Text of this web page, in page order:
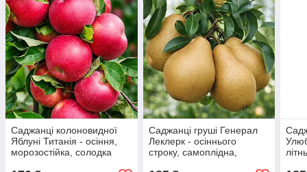
Саджанці колоновидної
Яблуні Титанія - осіння,
морозостійка, солодка
Саджанці груші Генерал
Леклерк - осіннього
строку, самоплідна,